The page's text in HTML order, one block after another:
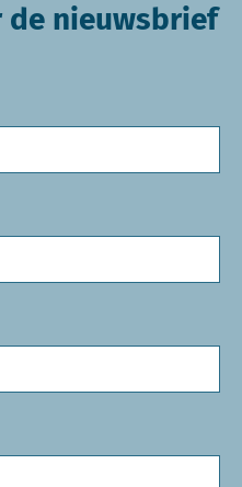
de nieuwsbrief